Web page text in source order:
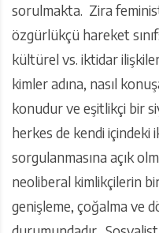
sorulmakta. Zira
özgürlükçü hareket
kültürel vs. iktidar
kimler adına, nasıl
konudur ve eşitlikçi bir
herkes de kendi içindeki
sorgulanmasına açık
neoliberal kimlikçilerin
genişleme, çoğalma ve